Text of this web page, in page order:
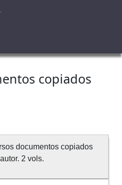
copiados
documentos copiados
2 vols.